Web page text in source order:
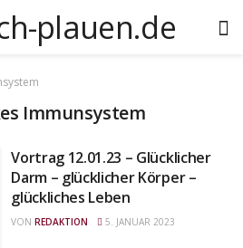
Immunsystem
Vortrag 12.01.23 – Glücklicher
Darm – glücklicher Körper –
glückliches Leben
VON REDAKTION 5. JANUAR 2023